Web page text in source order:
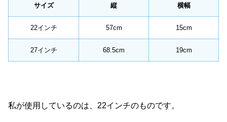
サイズ 縦 横幅
22インチ 57cm 15cm
27インチ 68.5cm 19cm
私が使用しているのは、22インチのものです。